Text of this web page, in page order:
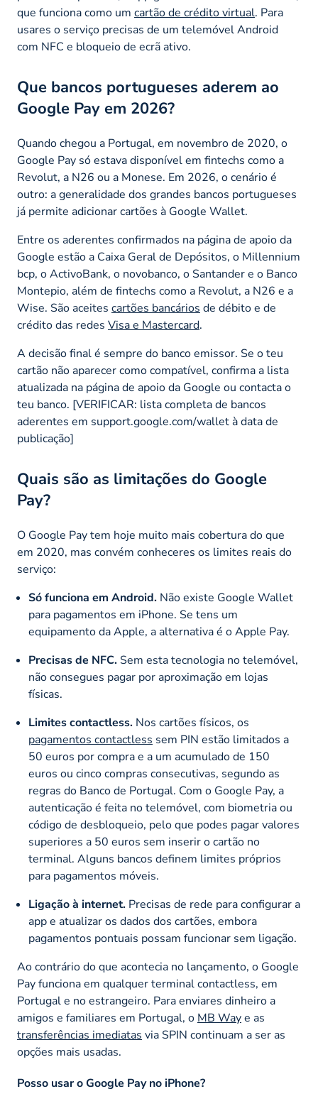
que funciona como um cartão de crédito virtual. Para
usares o serviço precisas de um telemóvel Android
com NFC e bloqueio de ecrã ativo.
Que bancos portugueses aderem ao
Google Pay em 2026?
Quando chegou a Portugal, em novembro de 2020, o
Google Pay só estava disponível em fintechs como a
Revolut, a N26 ou a Monese. Em 2026, o cenário é
outro: a generalidade dos grandes bancos portugueses
já permite adicionar cartões à Google Wallet.
Entre os aderentes confirmados na página de apoio da
Google estão a Caixa Geral de Depósitos, o Millennium
bcp, o ActivoBank, o novobanco, o Santander e o Banco
Montepio, além de fintechs como a Revolut, a N26 e a
Wise. São aceites cartões bancários de débito e de
crédito das redes Visa e Mastercard.
A decisão final é sempre do banco emissor. Se o teu
cartão não aparecer como compatível, confirma a lista
atualizada na página de apoio da Google ou contacta o
teu banco. [VERIFICAR: lista completa de bancos
aderentes em support.google.com/wallet à data de
publicação]
Quais são as limitações do Google
Pay?
O Google Pay tem hoje muito mais cobertura do que
em 2020, mas convém conheceres os limites reais do
serviço:
Só funciona em Android. Não existe Google Wallet
para pagamentos em iPhone. Se tens um
equipamento da Apple, a alternativa é o Apple Pay.
Precisas de NFC. Sem esta tecnologia no telemóvel,
não consegues pagar por aproximação em lojas
físicas.
Limites contactless. Nos cartões físicos, os
pagamentos contactless sem PIN estão limitados a
50 euros por compra e a um acumulado de 150
euros ou cinco compras consecutivas, segundo as
regras do Banco de Portugal. Com o Google Pay, a
autenticação é feita no telemóvel, com biometria ou
código de desbloqueio, pelo que podes pagar valores
superiores a 50 euros sem inserir o cartão no
terminal. Alguns bancos definem limites próprios
para pagamentos móveis.
Ligação à internet. Precisas de rede para configurar a
app e atualizar os dados dos cartões, embora
pagamentos pontuais possam funcionar sem ligação.
Ao contrário do que acontecia no lançamento, o Google
Pay funciona em qualquer terminal contactless, em
Portugal e no estrangeiro. Para enviares dinheiro a
amigos e familiares em Portugal, o MB Waye as
transferências imediatas via SPIN continuam a ser as
opções mais usadas.
Posso usar o Google Pay no iPhone?